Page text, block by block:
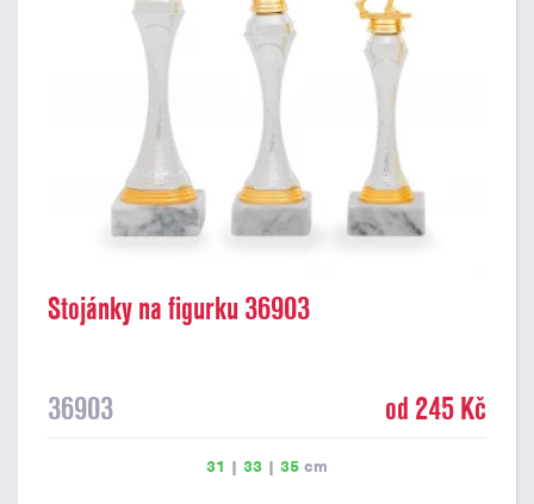
Stojánky na figurku 36903
36903 od 245 Kč
31 | 33 | 35 cm